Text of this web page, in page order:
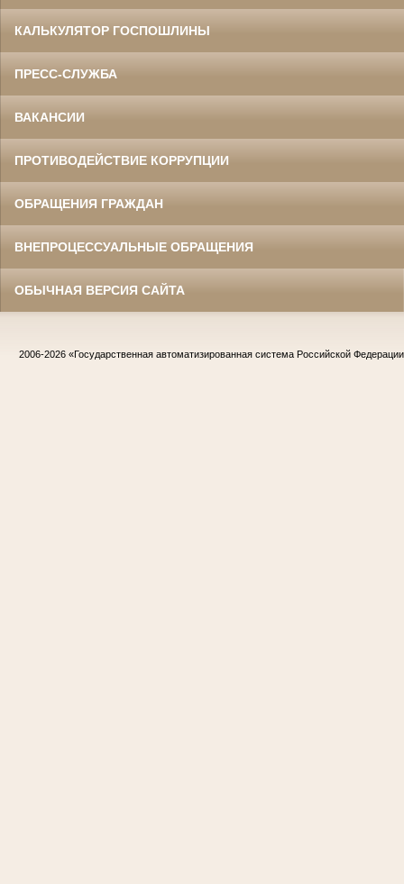
КАЛЬКУЛЯТОР ГОСПОШЛИНЫ
ПРЕСС-СЛУЖБА
ВАКАНСИИ
ПРОТИВОДЕЙСТВИЕ КОРРУПЦИИ
ОБРАЩЕНИЯ ГРАЖДАН
ВНЕПРОЦЕССУАЛЬНЫЕ ОБРАЩЕНИЯ
ОБЫЧНАЯ ВЕРСИЯ САЙТА
2006-2026 «Государственная автоматизированная система Российской